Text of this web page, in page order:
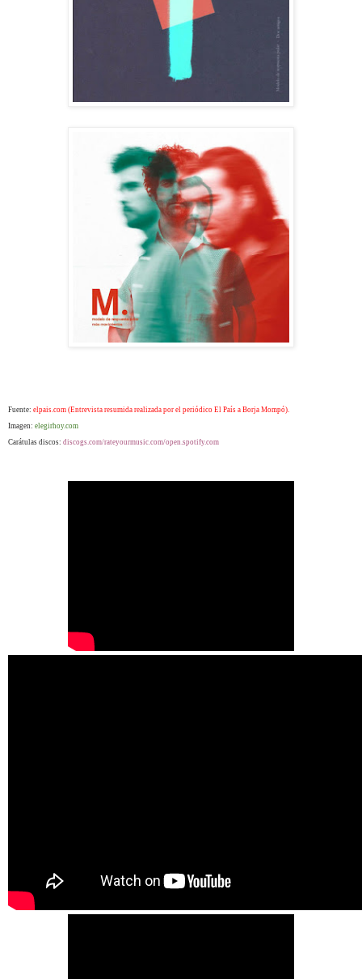
Fuente: elpais.com (Entrevista resumida realizada por el periódico El País a Borja Mompó).
Imagen: elegirhoy.com
Carátulas discos: discogs.com/rateyourmusic.com/open.spotify.com